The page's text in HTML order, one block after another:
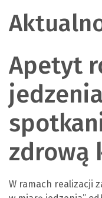
Apetyt
zdrową
W ramach realizacji